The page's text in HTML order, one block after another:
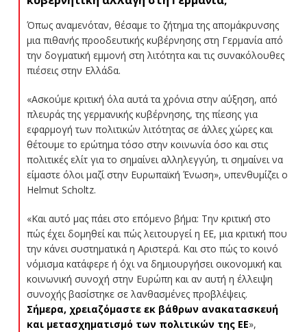
Όπως αναμενόταν, θέσαμε το ζήτημα της απομάκρυνσης
μια πιθανής προοδευτικής κυβέρνησης στη Γερμανία από
την δογματική εμμονή στη λιτότητα και τις συνακόλουθες
πιέσεις στην Ελλάδα.
«Ασκούμε κριτική όλα αυτά τα χρόνια στην αύξηση, από
πλευράς της γερμανικής κυβέρνησης, της πίεσης για
εφαρμογή των πολιτικών λιτότητας σε άλλες χώρες και
θέτουμε το ερώτημα τόσο στην κοινωνία όσο και στις
πολιτικές ελίτ για το σημαίνει αλληλεγγύη, τι σημαίνει να
είμαστε όλοι μαζί στην Ευρωπαϊκή Ένωση», υπενθυμίζει ο
Helmut Scholtz.
«Και αυτό μας πάει στο επόμενο βήμα: Την κριτική στο
πώς έχει δομηθεί και πώς λειτουργεί η ΕΕ, μια κριτική που
την κάνει συστηματικά η Αριστερά. Και στο πώς το κοινό
νόμισμα κατάφερε ή όχι να δημιουργήσει οικονομική και
κοινωνική συνοχή στην Ευρώπη και αν αυτή η έλλειψη
συνοχής βασίστηκε σε λανθασμένες προβλέψεις.
Σήμερα, χρειαζόμαστε εκ βάθρων ανακατασκευή
και μετασχηματισμό των πολιτικών της ΕΕ»,